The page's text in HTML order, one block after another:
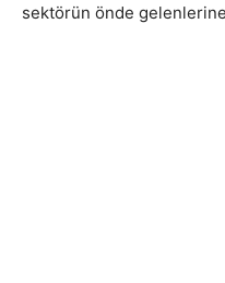
sektörün önde